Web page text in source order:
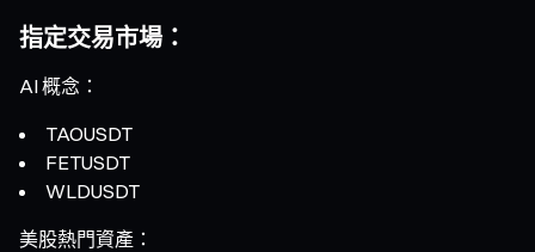
指定交易市場：
AI 概念：
TAOUSDT
FETUSDT
WLDUSDT
美股熱門資產：